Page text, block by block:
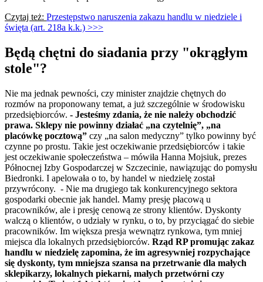
Czytaj też: Przestępstwo naruszenia zakazu handlu w niedziele i
święta (art. 218a k.k.) >>>
Będą chętni do siadania przy "okrągłym
stole"?
Nie ma jednak pewności, czy minister znajdzie chętnych do
rozmów na proponowany temat, a już szczególnie w środowisku
przedsiębiorców. - Jesteśmy zdania, że nie należy obchodzić
prawa. Sklepy nie powinny działać „na czytelnię”, „na
placówkę pocztową” czy „na salon medyczny” tylko powinny być
czynne po prostu. Takie jest oczekiwanie przedsiębiorców i takie
jest oczekiwanie społeczeństwa – mówiła Hanna Mojsiuk, prezes
Północnej Izby Gospodarczej w Szczecinie, nawiązując do pomysłu
Biedronki. I apelowała o to, by handel w niedzielę został
przywrócony. - Nie ma drugiego tak konkurencyjnego sektora
gospodarki obecnie jak handel. Mamy presję płacową u
pracowników, ale i presję cenową ze strony klientów. Dyskonty
walczą o klientów, o udziały w rynku, o to, by przyciągać do siebie
pracowników. Im większa presja wewnątrz rynkowa, tym mniej
miejsca dla lokalnych przedsiębiorców. Rząd RP promując zakaz
handlu w niedzielę zapomina, że im agresywniej rozpychające
się dyskonty, tym mniejsza szansa na przetrwanie dla małych
sklepikarzy, lokalnych piekarni, małych przetwórni czy